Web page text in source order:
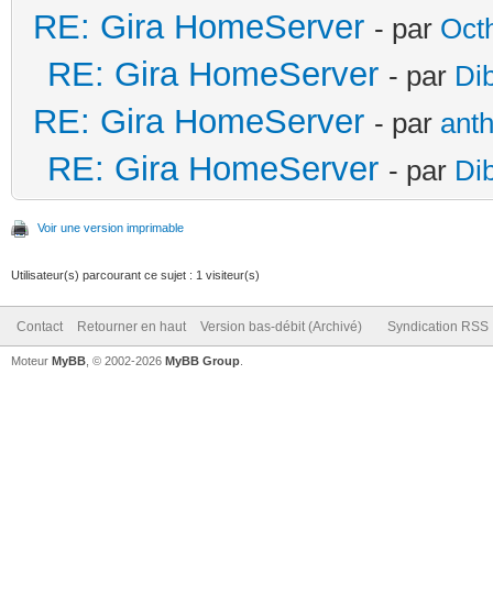
RE: Gira HomeServer - par
RE: Gira HomeServer - par
RE: Gira HomeServer - par
RE: Gira HomeServer - par
Voir une version imprimable
Utilisateur(s) parcourant ce sujet : 1 visiteur(s)
Contact Retourner en haut Version bas-débit (Archivé) Syndication RSS
Moteur MyBB , © 2002-2026 MyBB Group